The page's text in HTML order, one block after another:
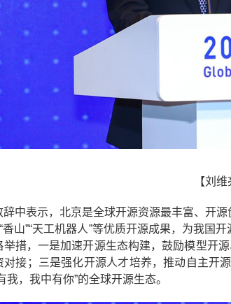
【刘
辞中表示，北京是全球开源资源最丰富、开
香山”“天工机器人”等优质开源成果，为我
举措，一是加速开源生态构建，鼓励模型开
对接；三是强化开源人才培养，推动自主开
我，我中有你”的全球开源生态。